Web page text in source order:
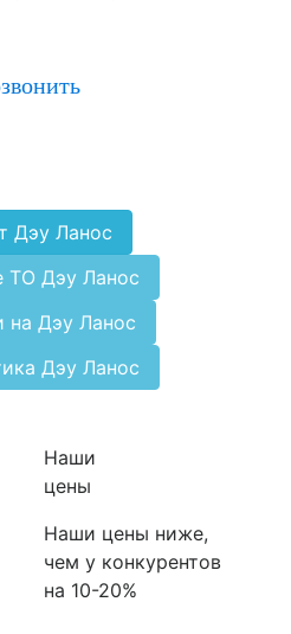
Дэу Ланос
ТО Дэу Ланос
на Дэу Ланос
Дэу Ланос
Наши
цены
Наши цены ниже,
чем у конкурентов
на 10-20%